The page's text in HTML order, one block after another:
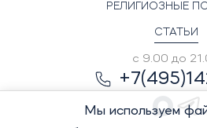
РЕЛИГИОЗНЫЕ
СТАТЬИ
с 9.00 до
Мы используем